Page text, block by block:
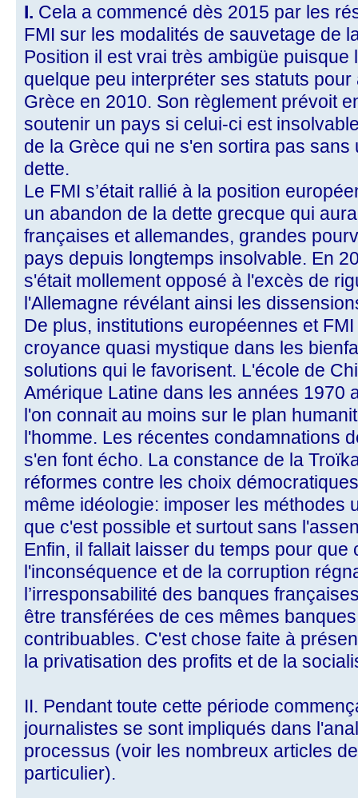
I. Cela a commencé dès 2015 par les
FMI sur les modalités de sauvetage de
Position il est vrai très ambigüe puisque
quelque peu interpréter ses statuts
Grèce en 2010. Son règlement prévoit
soutenir un pays si celui-ci est
de la Grèce qui ne s'en sortira pas
dette.
Le FMI s’était rallié à la position
un abandon de la dette grecque qui
françaises et allemandes, grandes
pays depuis longtemps insolvable. En
s'était mollement opposé à l'excès de
l'Allemagne révélant ainsi les
De plus, institutions européennes et
croyance quasi mystique dans les
solutions qui le favorisent. L'école de
Amérique Latine dans les années 1970
l'on connait au moins sur le plan
l'homme. Les récentes condamnations
s'en font écho. La constance de la
réformes contre les choix
même idéologie: imposer les méthodes
que c'est possible et surtout sans
Enfin, il fallait laisser du temps pour que
l'inconséquence et de la corruption
l’irresponsabilité des banques
être transférées de ces mêmes
contribuables. C'est chose faite à
la privatisation des profits et de la
II. Pendant toute cette période
journalistes se sont impliqués dans
processus (voir les nombreux articles
particulier).